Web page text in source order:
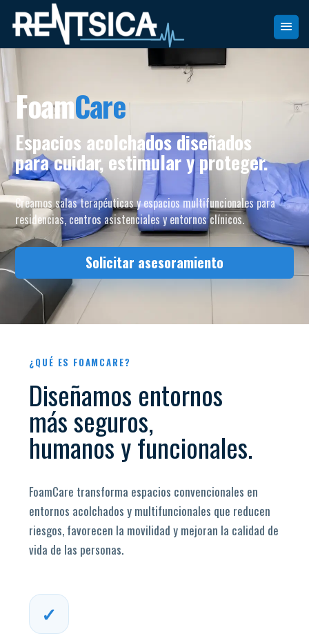
FoamCare
Espacios acolchados diseñados
para cuidar, estimular y proteger.
Creamos salas terapéuticas y espacios multifuncionales para
residencias, centros asistenciales y entornos clínicos.
Solicitar asesoramiento
¿QUÉ ES FOAMCARE?
Diseñamos entornos
más seguros,
humanos y funcionales.
FoamCare transforma espacios convencionales en
entornos acolchados y multifuncionales que reducen
riesgos, favorecen la movilidad y mejoran la calidad de
vida de las personas.
✓